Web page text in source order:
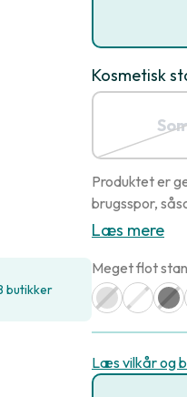
butikker
Kosmetisk
Produktet er
brugsspor,
Læs mere
Meget flot
Læs vilkår og